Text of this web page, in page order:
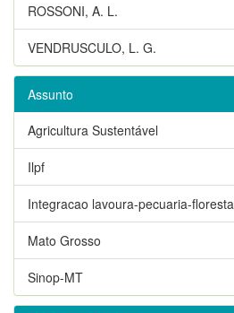
ROSSONI, A. L.
VENDRUSCULO, L. G.
Assunto
Agricultura Sustentável
Ilpf
Integracao lavoura-pecuaria-floresta
Mato Grosso
Sinop-MT